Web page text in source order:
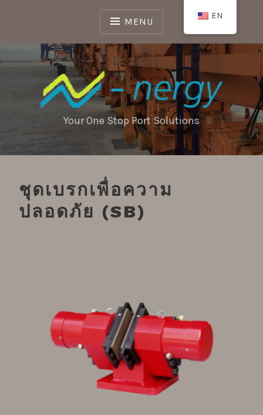
MENU
Your One Stop Port Solutions
ชุดเบรกเพื่อความ
ปลอดภัย (SB)
EN